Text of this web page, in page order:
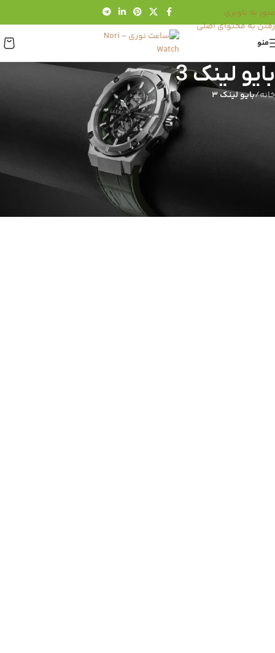
عبور به ناوبری
رفتن به محتوای اصلی
منو
بایو لینک 3
خانه/بایو لینک 3